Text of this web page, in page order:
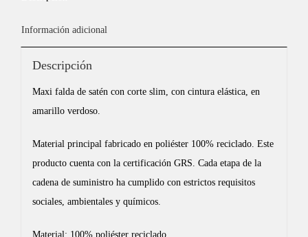
Información adicional
Descripción
Maxi falda de satén con corte slim, con cintura elástica, en
amarillo verdoso.
Material principal fabricado en poliéster 100% reciclado. Este
producto cuenta con la certificación GRS. Cada etapa de la
cadena de suministro ha cumplido con estrictos requisitos
sociales, ambientales y químicos.
Material: 100% poliéster reciclado.